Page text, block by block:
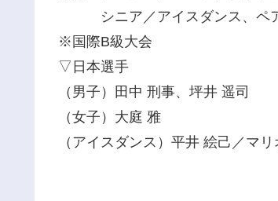
シニア／アイスダンス、ペ
※国際B級大会
▽日本選手
（男子）田中 刑事、坪井 遥司
（女子）大庭 雅
（アイスダンス）平井 絵己／マ